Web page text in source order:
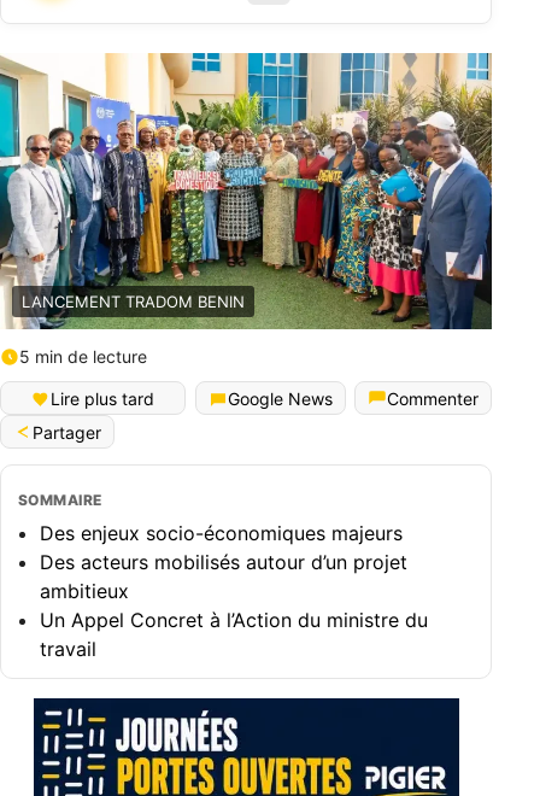
LANCEMENT TRADOM BENIN
5 min de lecture
Lire plus tard Google News
Commenter
Partager
SOMMAIRE
Des enjeux socio-économiques majeurs
Des acteurs mobilisés autour d’un projet
ambitieux
Un Appel Concret à l’Action du ministre du
travail